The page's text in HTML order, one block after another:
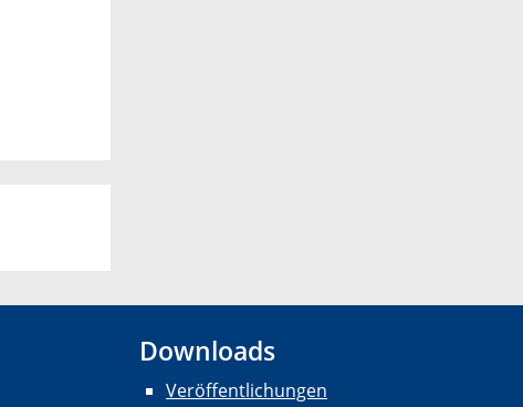
Downloads
Veröffentlichungen